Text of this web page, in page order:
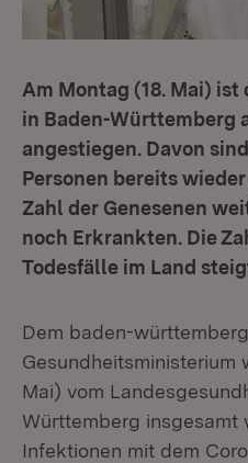
Am Montag (18. Mai)
in Baden-Württemberg
angestiegen. Davon
Personen bereits
Zahl der Genesenen
noch Erkrankten. Die
Todesfälle im Land
Dem baden-
Gesundheitsministerium
Mai) vom
Württemberg insgesamt
Infektionen mit dem